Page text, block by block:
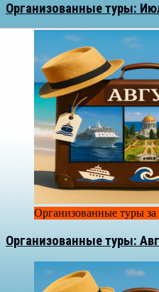
Организованные туры:
Организованные туры за
Организованные туры: